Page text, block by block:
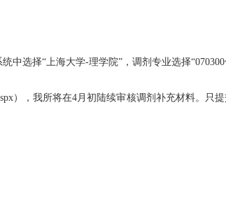
选择“上海大学-理学院”，调剂专业选择
），我所将在4月初陆续审核调剂补充材料。只